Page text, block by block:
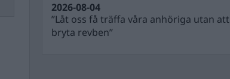
”Låt oss få träffa våra anhöriga utan att
bryta revben”
2026-08-04